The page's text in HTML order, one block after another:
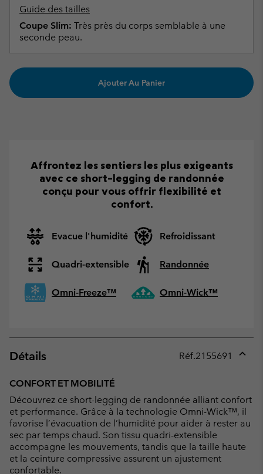
Guide des tailles
Coupe Slim: Très près du corps semblable à une
seconde peau.
Ajouter Au Panier
Affrontez les sentiers les plus exigeants
avec ce short-legging de randonnée
conçu pour vous offrir flexibilité et
confort.
Evacue l'humidité Refroidissant
Quadri-extensible Randonnée
Omni-Freeze™ Omni-Wick™
Détails Réf.2155691
CONFORT ET MOBILITÉ
Découvrez ce short-legging de randonnée alliant confort
et performance. Grâce à la technologie Omni-Wick™, il
favorise l’évacuation de l’humidité pour aider à rester au
sec par temps chaud. Son tissu quadri-extensible
accompagne les mouvements, tandis que la taille haute
et la ceinture compressive assurent un ajustement
confortable.